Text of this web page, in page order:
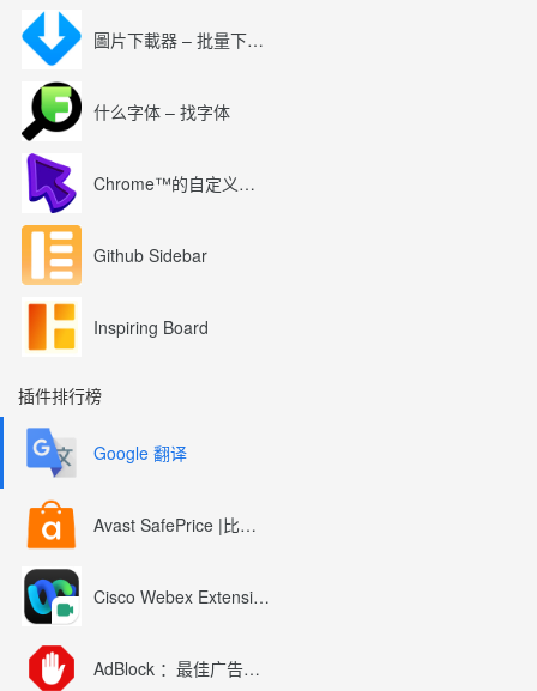
圖片下載器 – 批量下載圖片
什么字体 – 找字体
Chrome™的自定义光标
Github Sidebar
Inspiring Board
插件排行榜
Google 翻译
Avast SafePrice |比较、交易、优惠券
Cisco Webex Extension
AdBlock ：最佳广告拦截工具